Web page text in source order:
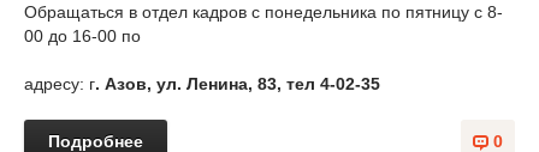
Обращаться в отдел кадров с понедельника по пятницу с 8-
00 до 16-00 по
адресу: г. Азов, ул. Ленина, 83, тел 4-02-35
0
Подробнее